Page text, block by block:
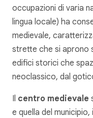
occupazioni di varia
lingua locale) ha
medievale,
strette che si aprono
edifici storici che
neoclassico, dal
Il centro medievale
e quella del municipio, il